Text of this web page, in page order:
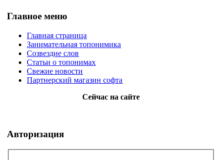
Главное меню
Главная страница
Занимательная топонимика
Созвездие слов
Статьи о топонимах
Свежие новости
Партнерский магазин софта
Сейчас на сайте
Авторизация